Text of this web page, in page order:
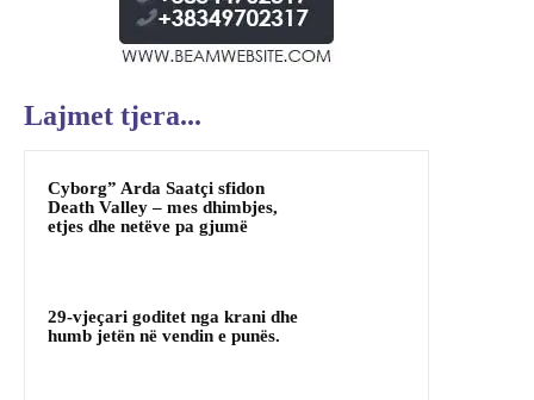
Lajmet tjera...
Cyborg” Arda Saatçi sfidon
Death Valley – mes dhimbjes,
etjes dhe netëve pa gjumë
29-vjeçari goditet nga krani dhe
humb jetën në vendin e punës.